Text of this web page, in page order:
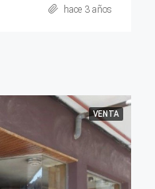
hace 3 años
VENTA